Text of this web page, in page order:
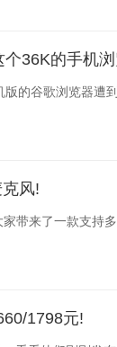
36K的手机
的谷歌浏览器遭
风!
带来了一款支持
1798元!